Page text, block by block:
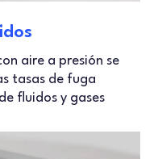
aire a presión se
tasas de fuga
fluidos y gases